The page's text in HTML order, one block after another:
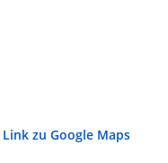
Link zu Google Maps